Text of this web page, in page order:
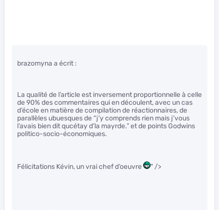
brazomyna a écrit :
La qualité de l’article est inversement proportionnelle à celle
de 90% des commentaires qui en découlent, avec un cas
d’école en matière de compilation de réactionnaires, de
parallèles ubuesques de “j’y comprends rien mais j’vous
l’avais bien dit qucétay d’la mayrde.” et de points Godwins
politico-socio-économiques.
Félicitations Kévin, un vrai chef d’oeuvre " />